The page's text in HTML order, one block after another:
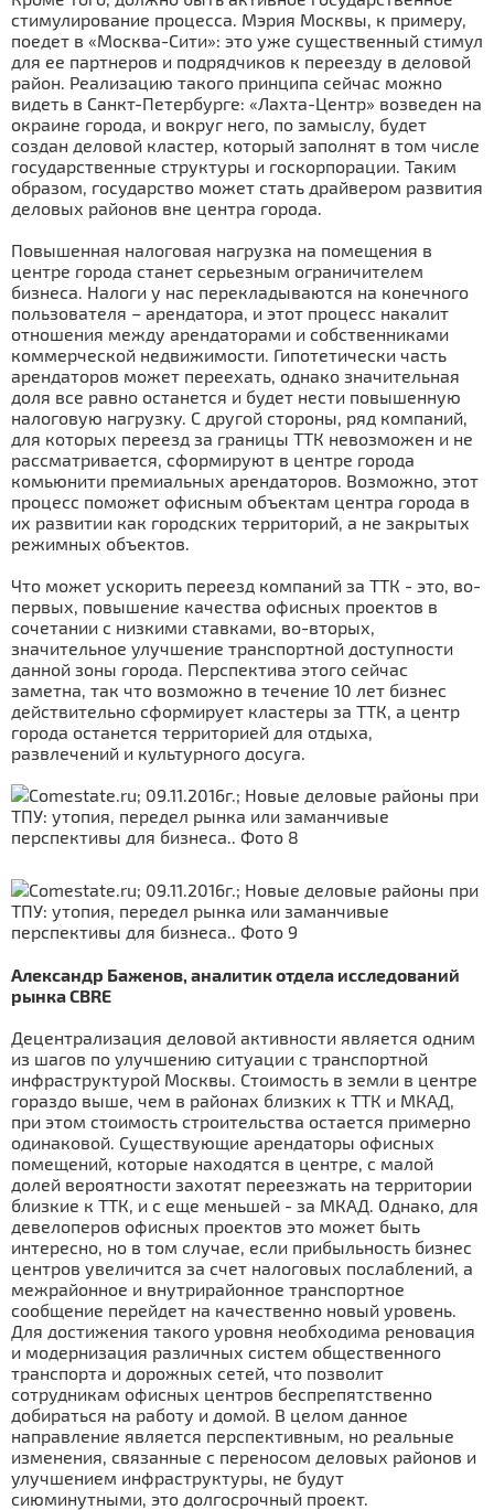
стимулирование процесса. Мэрия Москвы, к примеру,
поедет в «Москва-Сити»: это уже существенный стимул
для ее партнеров и подрядчиков к переезду в деловой
район. Реализацию такого принципа сейчас можно
видеть в Санкт-Петербурге: «Лахта-Центр» возведен на
окраине города, и вокруг него, по замыслу, будет
создан деловой кластер, который заполнят в том числе
государственные структуры и госкорпорации. Таким
образом, государство может стать драйвером развития
деловых районов вне центра города.
Повышенная налоговая нагрузка на помещения в
центре города станет серьезным ограничителем
бизнеса. Налоги у нас перекладываются на конечного
пользователя – арендатора, и этот процесс накалит
отношения между арендаторами и собственниками
коммерческой недвижимости. Гипотетически часть
арендаторов может переехать, однако значительная
доля все равно останется и будет нести повышенную
налоговую нагрузку. С другой стороны, ряд компаний,
для которых переезд за границы ТТК невозможен и не
рассматривается, сформируют в центре города
комьюнити премиальных арендаторов. Возможно, этот
процесс поможет офисным объектам центра города в
их развитии как городских территорий, а не закрытых
режимных объектов.
Что может ускорить переезд компаний за ТТК - это, во-
первых, повышение качества офисных проектов в
сочетании с низкими ставками, во-вторых,
значительное улучшение транспортной доступности
данной зоны города. Перспектива этого сейчас
заметна, так что возможно в течение 10 лет бизнес
действительно сформирует кластеры за ТТК, а центр
города останется территорией для отдыха,
развлечений и культурного досуга.
Александр Баженов, аналитик отдела исследований
рынка CBRE
Децентрализация деловой активности является одним
из шагов по улучшению ситуации с транспортной
инфраструктурой Москвы. Стоимость в земли в центре
гораздо выше, чем в районах близких к ТТК и МКАД,
при этом стоимость строительства остается примерно
одинаковой. Существующие арендаторы офисных
помещений, которые находятся в центре, с малой
долей вероятности захотят переезжать на территории
близкие к ТТК, и с еще меньшей - за МКАД. Однако, для
девелоперов офисных проектов это может быть
интересно, но в том случае, если прибыльность бизнес
центров увеличится за счет налоговых послаблений, а
межрайонное и внутрирайонное транспортное
сообщение перейдет на качественно новый уровень.
Для достижения такого уровня необходима реновация
и модернизация различных систем общественного
транспорта и дорожных сетей, что позволит
сотрудникам офисных центров беспрепятственно
добираться на работу и домой. В целом данное
направление является перспективным, но реальные
изменения, связанные с переносом деловых районов и
улучшением инфраструктуры, не будут
сиюминутными, это долгосрочный проект.